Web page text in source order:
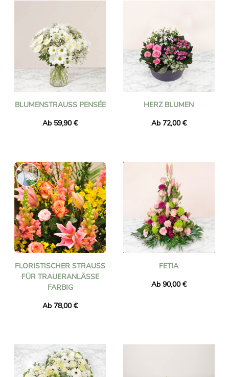
BLUMENSTRAUSS PENSÉE
Ab 59,90 €
HERZ BLUMEN
Ab 72,00 €
FLORISTISCHER STRAUSS F
ÜR TRAUERANLÄSSE F
ARBIG
Ab 78,00 €
FETIA
Ab 90,00 €